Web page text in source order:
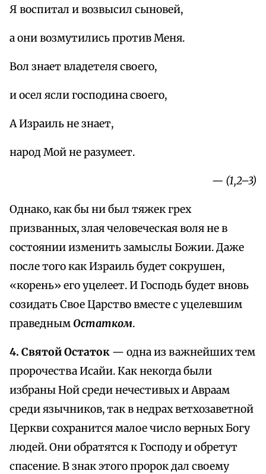
Я воспитал и возвысил сыновей,
а они возмутились против Меня.
Вол знает владетеля своего,
и осел ясли господина своего,
А Израиль не знает,
народ Мой не разумеет.
— (1,2–3)
Однако, как бы ни был тяжек грех
призванных, злая человеческая воля не в
состоянии изменить замыслы Божии. Даже
после того как Израиль будет сокрушен,
«корень» его уцелеет. И Господь будет вновь
созидать Свое Царство вместе с уцелевшим
праведным Остатком.
4. Святой Остаток — одна из важнейших тем
пророчества Исайи. Как некогда были
избраны Ной среди нечестивых и Авраам
среди язычников, так в недрах ветхозаветной
Церкви сохранится малое число верных Богу
людей. Они обратятся к Господу и обретут
спасение. В знак этого пророк дал своему